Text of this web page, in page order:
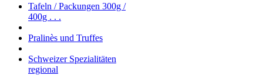
Tafeln / Packungen 300g /
400g . . .
Pralinès und Truffes
Schweizer Spezialitäten
regional